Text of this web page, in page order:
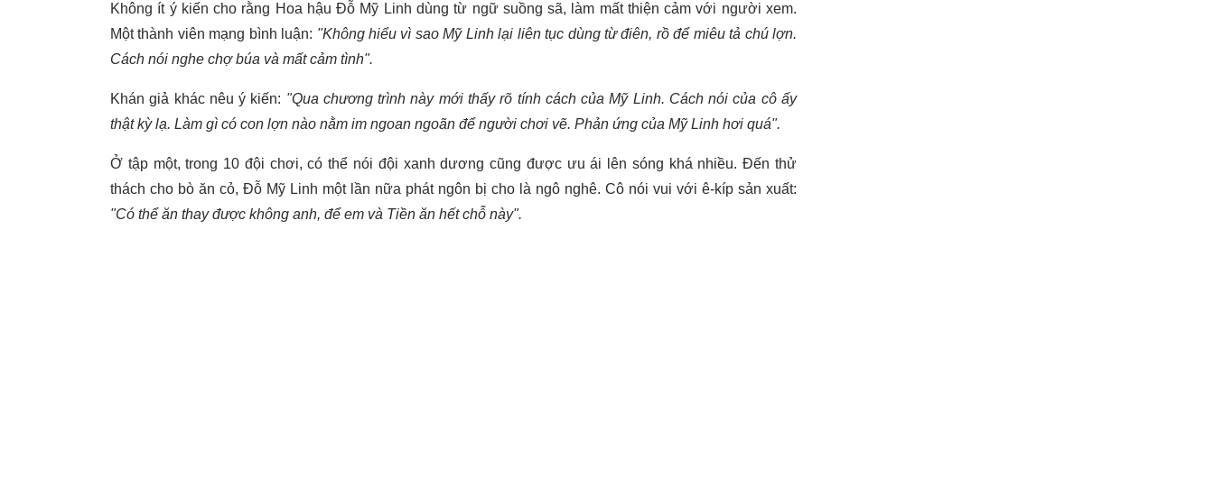
Không ít ý kiến cho rằng Hoa hậu Đỗ Mỹ Linh dùng từ ngữ suồng sã, làm mất thiện cảm với người xem.
Một thành viên mạng bình luận: "Không hiểu vì sao Mỹ Linh lại liên tục dùng từ điên, rồ để miêu tả chú lợn.
Cách nói nghe chợ búa và mất cảm tình".
Khán giả khác nêu ý kiến: "Qua chương trình này mới thấy rõ tính cách của Mỹ Linh. Cách nói của cô ấy
thật kỳ lạ. Làm gì có con lợn nào nằm im ngoan ngoãn để người chơi vẽ. Phản ứng của Mỹ Linh hơi quá".
Ở tập một, trong 10 đội chơi, có thể nói đội xanh dương cũng được ưu ái lên sóng khá nhiều. Đến thử
thách cho bò ăn cỏ, Đỗ Mỹ Linh một lần nữa phát ngôn bị cho là ngô nghê. Cô nói vui với ê-kíp sản xuất:
"Có thể ăn thay được không anh, để em và Tiền ăn hết chỗ này".